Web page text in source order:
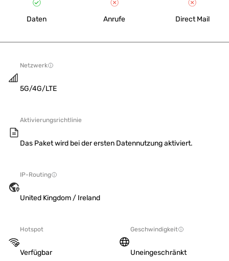
Daten Anrufe Direct Mail
Netzwerk
5G/4G/LTE
Aktivierungsrichtlinie
Das Paket wird bei der ersten Datennutzung aktiviert.
IP-Routing
United Kingdom / Ireland
Hotspot
Verfügbar
Geschwindigkeit
Uneingeschränkt